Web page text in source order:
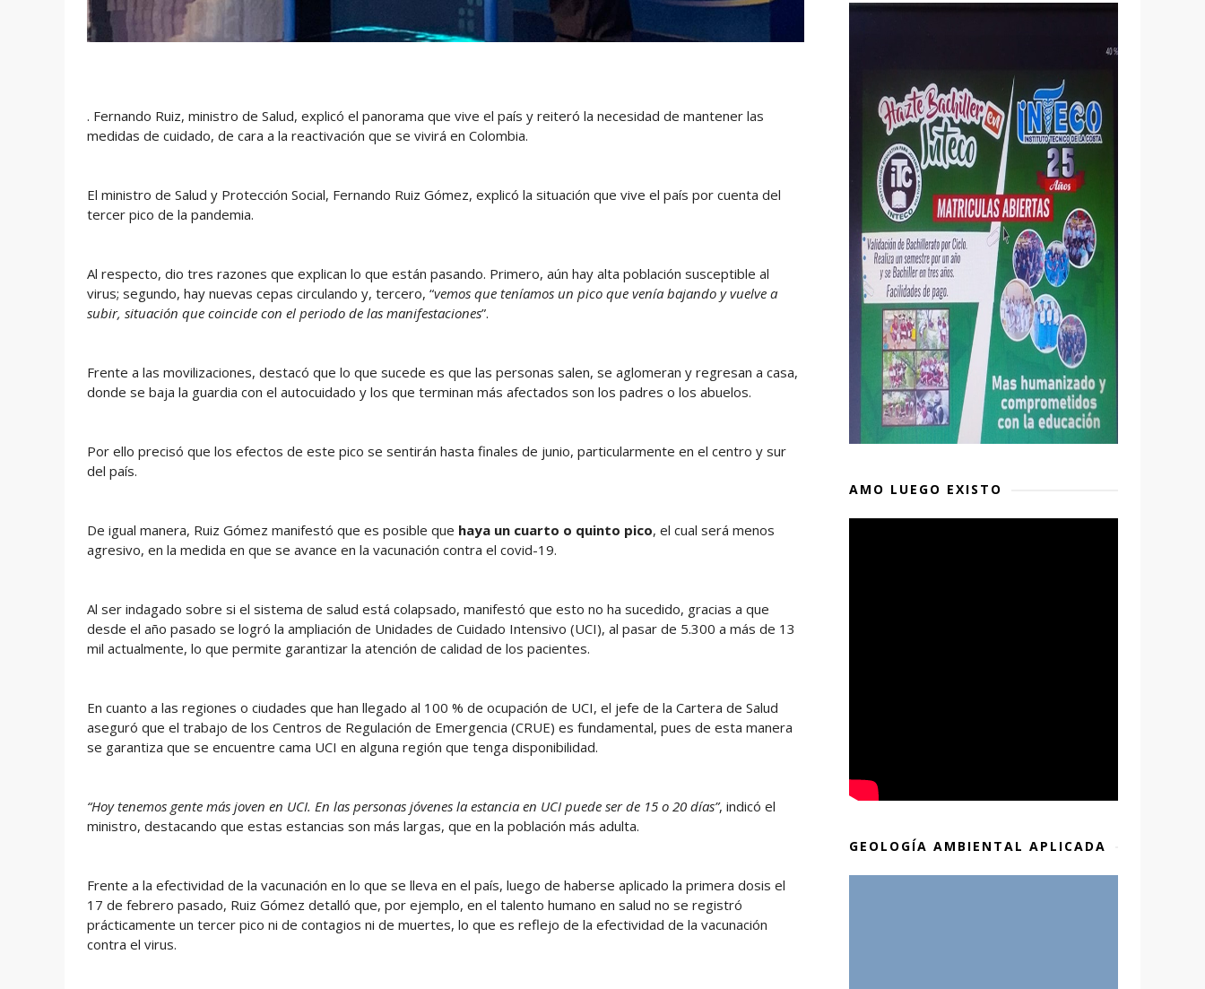
. Fernando Ruiz, ministro de Salud, explicó el panorama que vive el país y reiteró la necesidad de mantener las
medidas de cuidado, de cara a la reactivación que se vivirá en Colombia.
El ministro de Salud y Protección Social, Fernando Ruiz Gómez, explicó la situación que vive el país por cuenta del
tercer pico de la pandemia.
Al respecto, dio tres razones que explican lo que están pasando. Primero, aún hay alta población susceptible al
virus; segundo, hay nuevas cepas circulando y, tercero, “vemos que teníamos un pico que venía bajando y vuelve a
subir, situación que coincide con el periodo de las manifestaciones”.
Frente a las movilizaciones, destacó que lo que sucede es que las personas salen, se aglomeran y regresan a casa,
donde se baja la guardia con el autocuidado y los que terminan más afectados son los padres o los abuelos.
Por ello precisó que los efectos de este pico se sentirán hasta finales de junio, particularmente en el centro y sur
del país.
De igual manera, Ruiz Gómez manifestó que es posible que haya un cuarto o quinto pico, el cual será menos
agresivo, en la medida en que se avance en la vacunación contra el covid-19.
Al ser indagado sobre si el sistema de salud está colapsado, manifestó que esto no ha sucedido, gracias a que
desde el año pasado se logró la ampliación de Unidades de Cuidado Intensivo (UCI), al pasar de 5.300 a más de 13
mil actualmente, lo que permite garantizar la atención de calidad de los pacientes.
En cuanto a las regiones o ciudades que han llegado al 100 % de ocupación de UCI, el jefe de la Cartera de Salud
aseguró que el trabajo de los Centros de Regulación de Emergencia (CRUE) es fundamental, pues de esta manera
se garantiza que se encuentre cama UCI en alguna región que tenga disponibilidad.
“Hoy tenemos gente más joven en UCI. En las personas jóvenes la estancia en UCI puede ser de 15 o 20 días”, indicó el
ministro, destacando que estas estancias son más largas, que en la población más adulta.
Frente a la efectividad de la vacunación en lo que se lleva en el país, luego de haberse aplicado la primera dosis el
17 de febrero pasado, Ruiz Gómez detalló que, por ejemplo, en el talento humano en salud no se registró
prácticamente un tercer pico ni de contagios ni de muertes, lo que es reflejo de la efectividad de la vacunación
contra el virus.
AMO LUEGO EXISTO
GEOLOGÍA AMBIENTAL APLICADA